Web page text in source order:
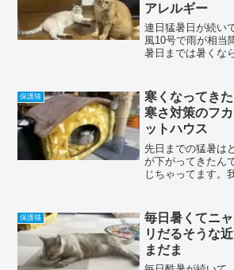
アレルギー
連日猛暑日が続い
風10号で雨が相当
暑日までは暑くな
でグッタリしてた
ちょっと元気にな
保護猫
寒くなってき
寒さ対策のフ
ットハウス
先日までの猛暑は
が下がってきたん
じちゃってます。
してみたフカフカ
呼称(๑˃̵ᴗ˂̵)）、...
保護猫
毎日暑くてニ
リだるそうな
まだま